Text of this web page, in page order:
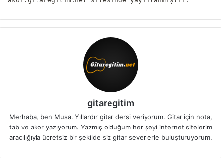
gitaregitim
Merhaba, ben Musa. Yıllardır gitar dersi veriyorum. Gitar için nota,
tab ve akor yazıyorum. Yazmış olduğum her şeyi internet sitelerim
aracılığıyla ücretsiz bir şekilde siz gitar severlerle buluşturuyorum.